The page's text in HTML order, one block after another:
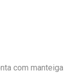
com manteiga